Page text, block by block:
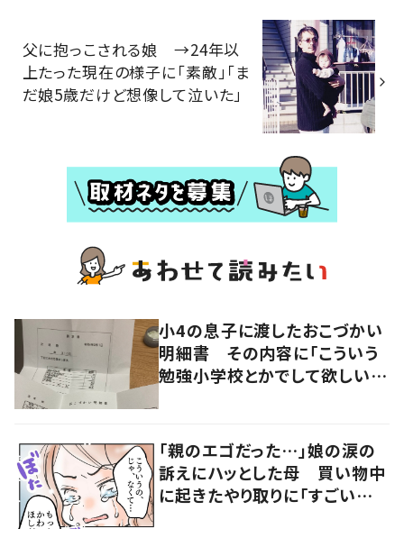
父に抱っこされる娘 →24年以
上たった現在の様子に「素敵」「ま
だ娘5歳だけど想像して泣いた」
小4の息子に渡したおこづかい
明細書 その内容に「こういう
勉強小学校とかでして欲しい」
「親のエゴだった…」娘の涙の
訴えにハッとした母 買い物中
に起きたやり取りに「すごい分